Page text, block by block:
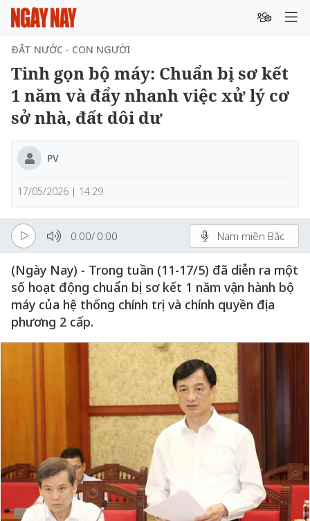
ĐẤT NƯỚC - CON NGƯỜI
Tinh gọn bộ máy: Chuẩn bị sơ kết
1 năm và đẩy nhanh việc xử lý cơ
sở nhà, đất dôi dư
PV
17/05/2026 | 14:29
0:00/ 0:00 Nam miền Bắc
(Ngày Nay) - Trong tuần (11-17/5) đã diễn ra một
số hoạt động chuẩn bị sơ kết 1 năm vận hành bộ
máy của hệ thống chính trị và chính quyền địa
phương 2 cấp.